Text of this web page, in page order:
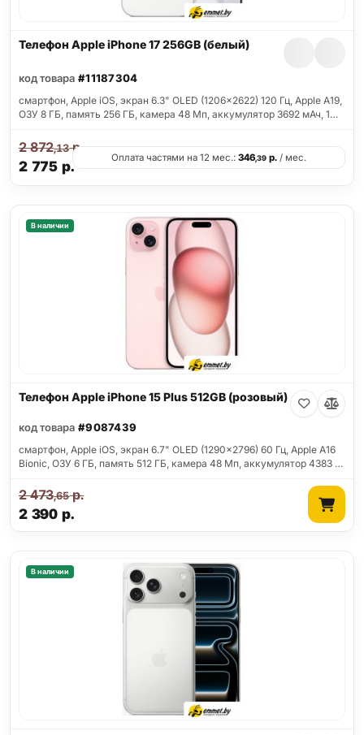
Телефон Apple iPhone 17 256GB (белый)
код товара #11187304
смартфон, Apple iOS, экран 6.3" OLED (1206x2622) 120 Гц, Apple A19,
ОЗУ 8 ГБ, память 256 ГБ, камера 48 Мп, аккумулятор 3692 мАч, 1…
2 775 р.
2 872,13р.
Оплата частями на 12 мес.: 346,39 р. / мес.
В наличии
Телефон Apple iPhone 15 Plus 512GB (розовый)
код товара #9087439
смартфон, Apple iOS, экран 6.7" OLED (1290x2796) 60 Гц, Apple A16
Bionic, ОЗУ 6 ГБ, память 512 ГБ, камера 48 Мп, аккумулятор 4383 …
2 390 р.
2 473,65р.
В наличии